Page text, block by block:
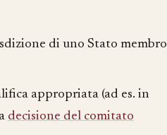
di uno Stato membro
appropriata (ad es. in
decisione del comitato